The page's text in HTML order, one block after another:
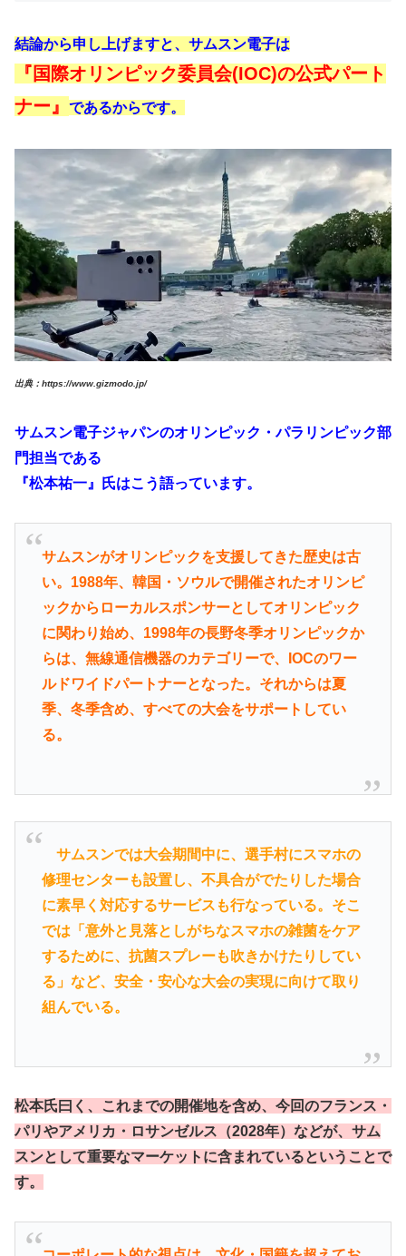
結論から申し上げますと、サムスン電子は
『国際オリンピック委員会(IOC)の公式パート
ナー』
であるからです。
出典：https://www.gizmodo.jp/
サムスン電子ジャパンのオリンピック・パラリンピック部
門担当である
『松本祐一』氏はこう語っています。
サムスンがオリンピックを支援してきた歴史は古
い。1988年、韓国・ソウルで開催されたオリンピ
ックからローカルスポンサーとしてオリンピック
に関わり始め、1998年の長野冬季オリンピックか
らは、無線通信機器のカテゴリーで、IOCのワー
ルドワイドパートナーとなった。それからは夏
季、冬季含め、すべての大会をサポートしてい
る。
サムスンでは大会期間中に、選手村にスマホの
修理センターも設置し、不具合がでたりした場合
に素早く対応するサービスも行なっている。そこ
では「意外と見落としがちなスマホの雑菌をケア
するために、抗菌スプレーも吹きかけたりしてい
る」など、安全・安心な大会の実現に向けて取り
組んでいる。
松本氏曰く、これまでの開催地を含め、今回のフランス・
パリやアメリカ・ロサンゼルス（2028年）などが、サム
スンとして重要なマーケットに含まれているということで
す。